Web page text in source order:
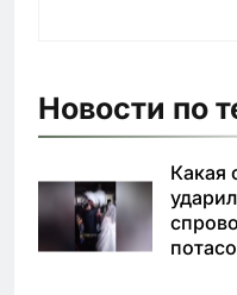
Новости по
Какая